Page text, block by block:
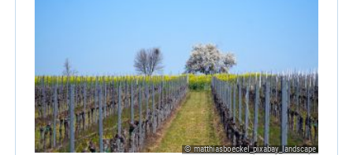
© matthiasboeckel_pixabay_landscape